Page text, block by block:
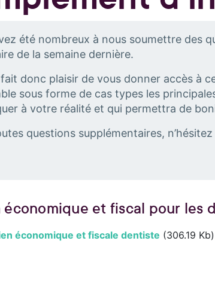
été nombreux à nous soumettre des
de la semaine dernière.
donc plaisir de vous donner accès à
sous forme de cas types les
à votre réalité et qui permettra de
questions supplémentaires, n’hésitez
économique et fiscal pour les
économique et fiscale dentiste (306.19 Kb)